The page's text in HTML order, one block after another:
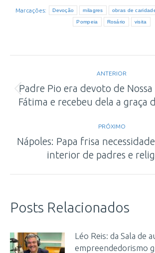
Marcações: Devoção milagres obras de
Pompeia Rosário visita
de
post:
ANTERIOR
Post
anterior:
Padre Pio era devoto de
Fátima e recebeu dela a graça
PRÓXIMO
Próximo
post:
Nápoles: Papa frisa
interior de padres e
Posts Relacionados
Léo Reis: da Sala de
empreendedorismo